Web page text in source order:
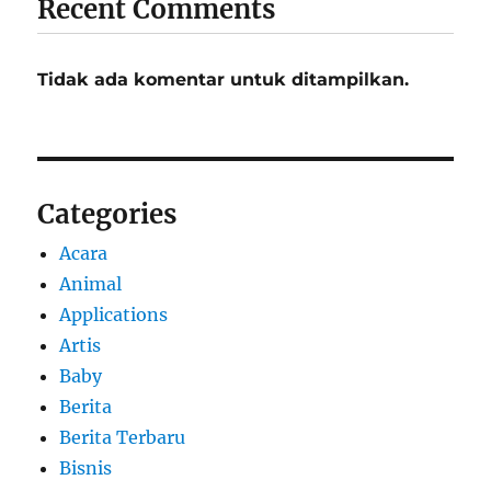
Recent Comments
Tidak ada komentar untuk ditampilkan.
Categories
Acara
Animal
Applications
Artis
Baby
Berita
Berita Terbaru
Bisnis